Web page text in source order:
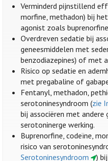
Verminderd pijnstillend
morfine, methadon) bij
agonist zoals
Overdreven sedatie bij
geneesmiddelen met
benzodiazepines) of met
Risico op sedatie en
met pregabaline of
Fentanyl, methadon,
serotoninesyndroom (zie
bij associëren met andere
serotoninerge werking.
Buprenorfine, codeïne,
risico van
Serotoninesyndroom
)